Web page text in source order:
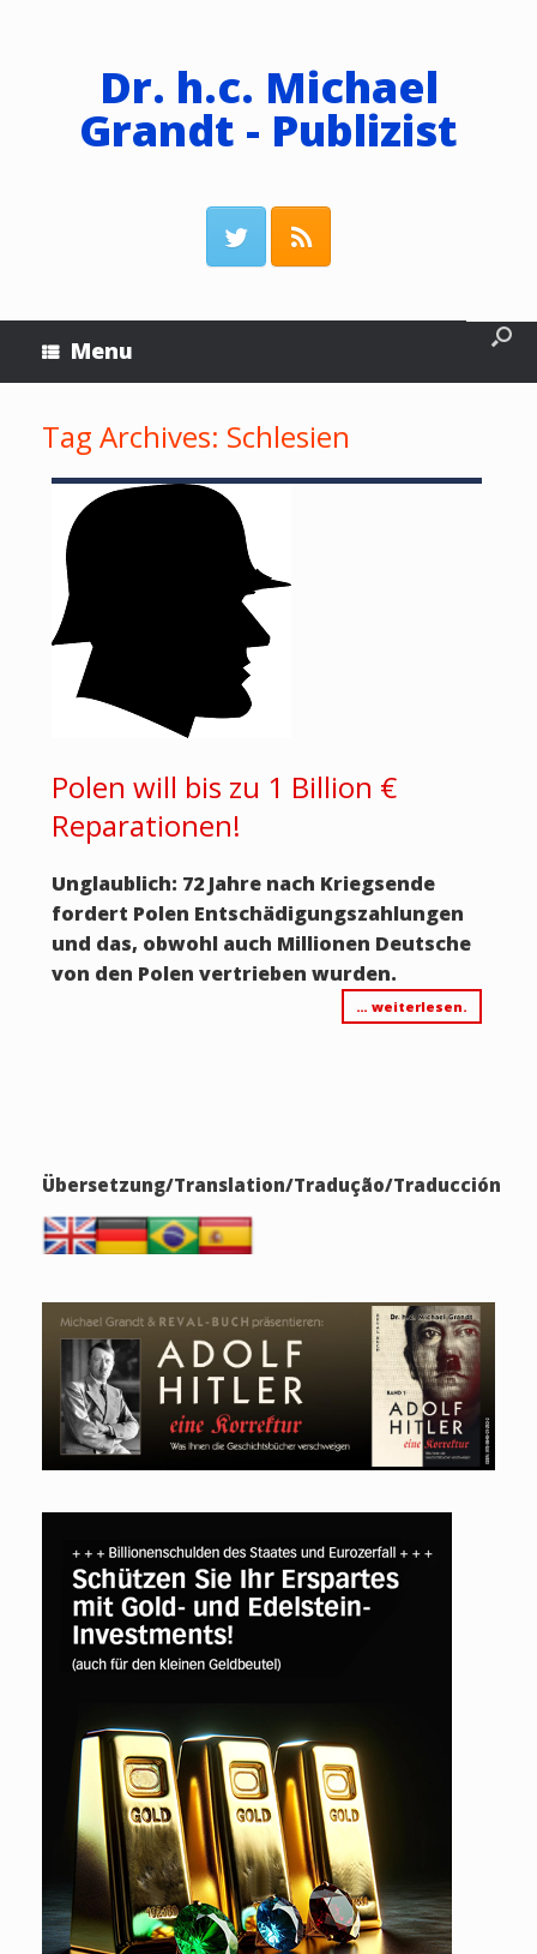
Dr. h.c. Michael
Grandt - Publizist
Menu
Tag Archives: Schlesien
Polen will bis zu 1 Billion €
Reparationen!
Unglaublich: 72 Jahre nach Kriegsende
fordert Polen Entschädigungszahlungen
und das, obwohl auch Millionen Deutsche
von den Polen vertrieben wurden.
… weiterlesen.
Übersetzung/Translation/Tradução/Traducción